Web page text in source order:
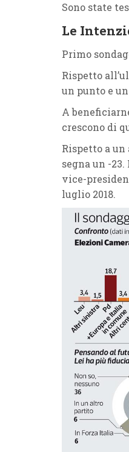
Sono state
Le
Primo
Rispetto
un punto e
A
crescono di
Rispetto a
segna un -
vice-
luglio 2018.